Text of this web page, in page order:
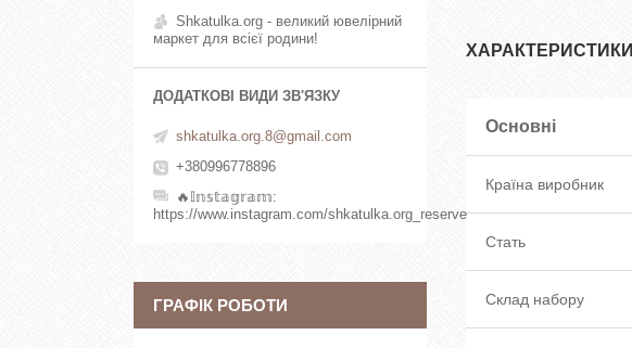
ХАРАКТЕРИСТИКИ
Основні
Країна виробник
Стать
Склад набору
Shkatulka.org - великий ювелірний
маркет для всієї родини!
shkatulka.org.8@gmail.com
+380996778896
🔥𝕀𝕟𝕤𝕥𝕒𝕘𝕣𝕒𝕞
https://www.instagram.com/shkatulka.org_reserve
ГРАФІК РОБОТИ